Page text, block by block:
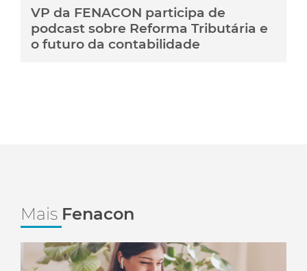
VP da FENACON participa de
podcast sobre Reforma Tributária e
o futuro da contabilidade
Mais Fenacon